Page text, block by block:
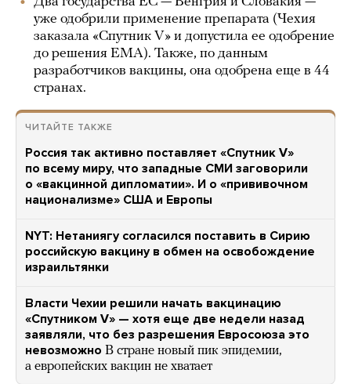
уже одобрили применение препарата (Чехия
заказала «Спутник V» и допустила ее одобрение
до решения EMA). Также, по данным
разработчиков вакцины, она одобрена еще в 44
странах.
ЧИТАЙТЕ ТАКЖЕ
Россия так активно поставляет «Спутник V»
по всему миру, что западные СМИ заговорили
о «вакцинной дипломатии». И о «прививочном
национализме» США и Европы
NYT: Нетаниягу согласился поставить в Сирию
российскую вакцину в обмен на освобождение
израильтянки
Власти Чехии решили начать вакцинацию
«Спутником V» — хотя еще две недели назад
заявляли, что без разрешения Евросоюза это
невозможно В стране новый пик эпидемии,
а европейских вакцин не хватает